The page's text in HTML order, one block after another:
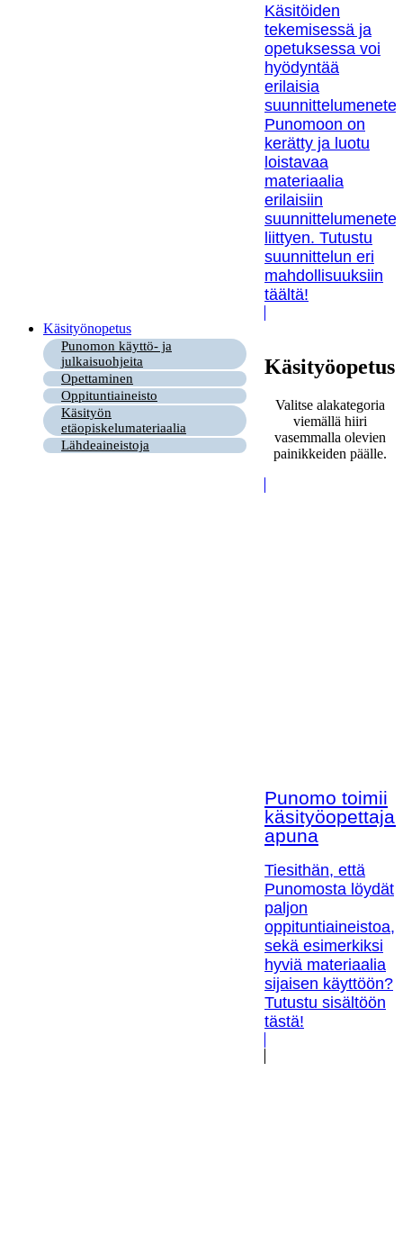
Käsitöiden
tekemisessä ja
opetuksessa voi
hyödyntää
erilaisia
Punomoon on
kerätty ja luotu
loistavaa
materiaalia
erilaisiin
liittyen. Tutustu
suunnittelun eri
mahdollisuuksiin
täältä!
Käsityönopetus
Punomon käyttö- ja
julkaisuohjeita
Opettaminen
Oppituntiaineisto
Käsityön
etäopiskelumateriaalia
Lähdeaineistoja
Käsityöopetus
Valitse alakategoria
viemällä hiiri
vasemmalla olevien
painikkeiden päälle.
Punomo toimii
apuna
Tiesithän, että
Punomosta löydät
paljon
oppituntiaineistoa,
sekä esimerkiksi
hyviä materiaalia
sijaisen käyttöön?
Tutustu sisältöön
tästä!